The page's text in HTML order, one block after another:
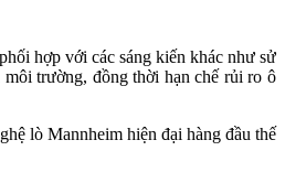
hợp với các sáng kiến khác như sử
môi trường, đồng thời hạn chế rủi ro ô
lò Mannheim hiện đại hàng đầu thế